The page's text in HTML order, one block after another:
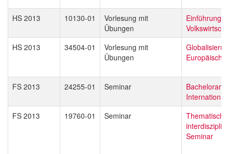
HS 2013 10130-01
Vorlesung mit
Übungen
Einführung
HS 2013
34504-01
Vorlesung mit
Übungen
FS 2013 24255-01 Seminar
International
FS 2013
19760-01 Seminar
Thematisch
Seminar